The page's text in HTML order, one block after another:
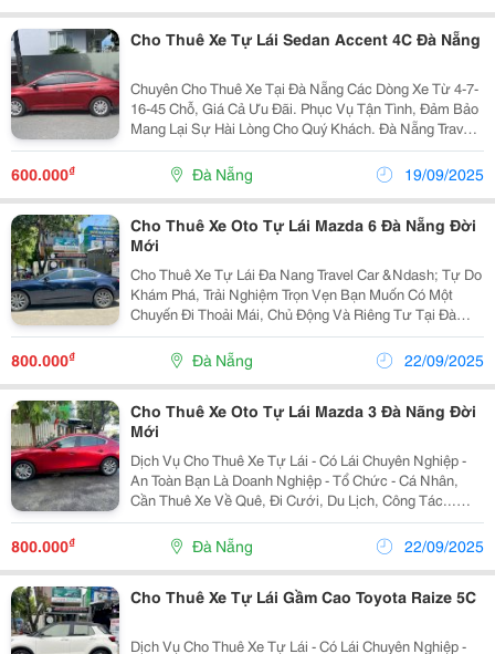
Cho Thuê Xe Tự Lái Sedan Accent 4C Đà Nẵng
Chuyên Cho Thuê Xe Tại Đà Nẵng Các Dòng Xe Từ 4-7-
16-45 Chỗ, Giá Cả Ưu Đãi. Phục Vụ Tận Tình, Đảm Bảo
Mang Lại Sự Hài Lòng Cho Quý Khách. Đà Nẵng Travel
Car Chúng Tôi Chuyên Cung Cấp Các Dịch Vụ Như Sau:
Cho Thuê Xe 4-7 Chỗ ( Có Tài Và Tự Lái) ...
600.000₫ Đà Nẵng 19/09/2025
Cho Thuê Xe Oto Tự Lái Mazda 6 Đà Nẵng Đời
Mới
Cho Thuê Xe Tự Lái Đa Nang Travel Car &Ndash; Tự Do
Khám Phá, Trải Nghiệm Trọn Vẹn Bạn Muốn Có Một
Chuyến Đi Thoải Mái, Chủ Động Và Riêng Tư Tại Đà
Nẵng? Dịch Vụ Cho Thuê Xe Tự Lái Đà Nẵng Chính Là
Lựa Chọn Lý Tưởng Dành Cho Bạn. Với Nhiều Dòng
800.000₫ Đà Nẵng 22/09/2025
Cho Thuê Xe Oto Tự Lái Mazda 3 Đà Nãng Đời
Mới
Dịch Vụ Cho Thuê Xe Tự Lái - Có Lái Chuyên Nghiệp -
An Toàn Bạn Là Doanh Nghiệp - Tổ Chức - Cá Nhân,
Cần Thuê Xe Về Quê, Đi Cưới, Du Lịch, Công Tác...
Bạn Cần Một Đơn Vị Cho Thuê Xe Uy Tín, An Toàn Hãy
Liên Hệ Ngay Dana Travel Car - Đơn Vị...
800.000₫ Đà Nẵng 22/09/2025
Cho Thuê Xe Tự Lái Gầm Cao Toyota Raize 5C
Dịch Vụ Cho Thuê Xe Tự Lái - Có Lái Chuyên Nghiệp -